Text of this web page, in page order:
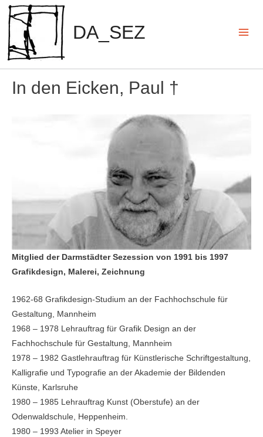
Zum
Inhalt
springen
DA_SEZ
In den Eicken, Paul †
Mitglied der Darmstädter Sezession von 1991 bis 1997
Grafikdesign, Malerei, Zeichnung
1962-68 Grafikdesign-Studium an der Fachhoch­schule für
Gestaltung, Mannheim
1968 – 1978 Lehrauftrag für Grafik Design an der
Fachhochschule für Gestaltung, Mannheim
1978 – 1982 Gastlehrauftrag für Künstlerische Schriftgestaltung,
Kalligrafie und Typografie an der Akademie der Bildenden
Künste, Karlsruhe
1980 – 1985 Lehrauftrag Kunst (Oberstufe) an der
Odenwaldschule, Heppenheim.
1980 – 1993 Atelier in Speyer